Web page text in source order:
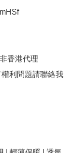
香港代理
利問題請聯絡我